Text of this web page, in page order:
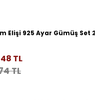
Elişi 925 Ayar Gümüş Set
TL
TL